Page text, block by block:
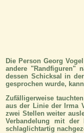
Die Person Georg
andere "Randfiguren"
dessen Schicksal in
gesprochen wurde,
Zufälligerweise
aus der Linie der Irma
zwei Stellen weiter
Verbandelung mit der
schlaglichtartig